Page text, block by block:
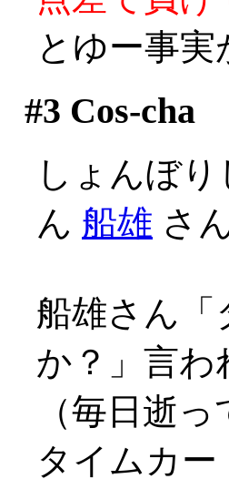
とゆー事
#3 Cos-cha
しょんぼ
ん 船雄 さ
船雄さん「
か？」言
（毎日逝
タイムカ